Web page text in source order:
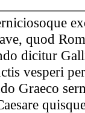
quod
dicitur
vesperi
Graeco